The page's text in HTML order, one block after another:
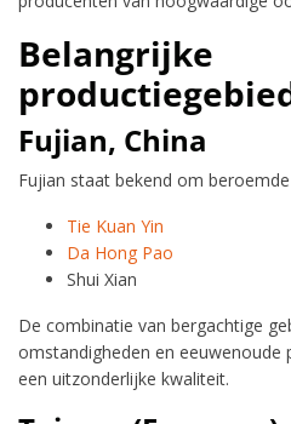
Belangrijke
Fujian, China
Fujian staat bekend om
Tie Kuan Yin
Da Hong Pao
Shui Xian
De combinatie van bergachtige
omstandigheden en
een uitzonderlijke kwaliteit.